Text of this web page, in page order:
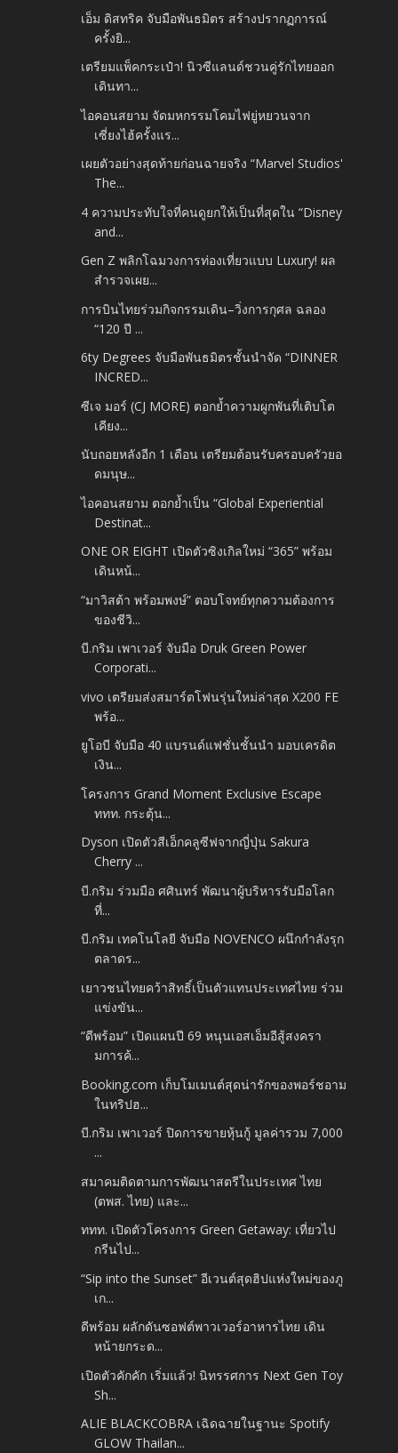
เอ็ม ดิสทริค จับมือพันธมิตร สร้างปรากฏการณ์
ครั้งยิ...
เตรียมแพ็คกระเป๋า! นิวซีแลนด์ชวนคู่รักไทยออก
เดินทา...
ไอคอนสยาม จัดมหกรรมโคมไฟยู่หยวนจาก
เซี่ยงไฮ้ครั้งแร...
เผยตัวอย่างสุดท้ายก่อนฉายจริง “Marvel Studios'
The...
4 ความประทับใจที่คนดูยกให้เป็นที่สุดใน “Disney
and...
Gen Z พลิกโฉมวงการท่องเที่ยวแบบ Luxury! ผล
สำรวจเผย...
การบินไทยร่วมกิจกรรมเดิน–วิ่งการกุศล ฉลอง
“120 ปี ...
6ty Degrees จับมือพันธมิตรชั้นนำจัด “DINNER
INCRED...
ซีเจ มอร์ (CJ MORE) ตอกย้ำความผูกพันที่เติบโต
เคียง...
นับถอยหลังอีก 1 เดือน เตรียมต้อนรับครอบครัวยอ
ดมนุษ...
ไอคอนสยาม ตอกย้ำเป็น “Global Experiential
Destinat...
ONE OR EIGHT เปิดตัวซิงเกิลใหม่ “365” พร้อม
เดินหน้...
“มาวิสต้า พร้อมพงษ์” ตอบโจทย์ทุกความต้องการ
ของชีวิ...
บี.กริม เพาเวอร์ จับมือ Druk Green Power
Corporati...
vivo เตรียมส่งสมาร์ตโฟนรุ่นใหม่ล่าสุด X200 FE
พร้อ...
ยูโอบี จับมือ 40 แบรนด์แฟชั่นชั้นนำ มอบเครดิต
เงิน...
โครงการ Grand Moment Exclusive Escape
ททท. กระตุ้น...
Dyson เปิดตัวสีเอ็กคลูซีฟจากญี่ปุ่น Sakura
Cherry ...
บี.กริม ร่วมมือ ศศินทร์ พัฒนาผู้บริหารรับมือโลก
ที่...
บี.กริม เทคโนโลยี จับมือ NOVENCO ผนึกกำลังรุก
ตลาดร...
เยาวชนไทยคว้าสิทธิ์เป็นตัวแทนประเทศไทย ร่วม
แข่งขัน...
“ดีพร้อม” เปิดแผนปี 69 หนุนเอสเอ็มอีสู้สงครา
มการค้...
Booking.com เก็บโมเมนต์สุดน่ารักของพอร์ชอาม
ในทริปฮ...
บี.กริม เพาเวอร์ ปิดการขายหุ้นกู้ มูลค่ารวม 7,000
...
สมาคมติดตามการพัฒนาสตรีในประเทศ ไทย
(ตพส. ไทย) และ...
ททท. เปิดตัวโครงการ Green Getaway: เที่ยวไป
กรีนไป...
“Sip into the Sunset” อีเวนต์สุดฮิปแห่งใหม่ของภู
เก...
ดีพร้อม ผลักดันซอฟต์พาวเวอร์อาหารไทย เดิน
หน้ายกระด...
เปิดตัวคักคัก เริ่มแล้ว! นิทรรศการ Next Gen Toy
Sh...
ALIE BLACKCOBRA เฉิดฉายในฐานะ Spotify
GLOW Thailan...